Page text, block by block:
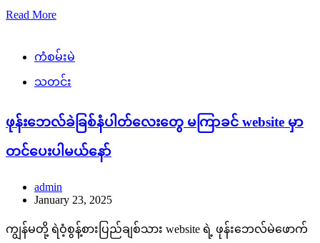
Read More
ကံစမ်းမဲ
သတင်း
ဖုန်းဘေလ်ခဲခြစ်နံပါတ်လေးတွေ မကြာခင် website မှာ
တင်ပေးပါမယ်နော်
admin
January 23, 2025
ကျွန်မတို့ ရဲဝံ့စွန့်စားပြည်ချစ်သား website ရဲ့ ဖုန်းဘေလ်မဲဖောက်